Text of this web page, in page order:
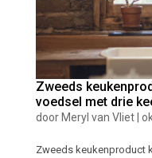
Zweeds
voedsel met drie
door Meryl van Vliet|
Zweeds keukenproduct